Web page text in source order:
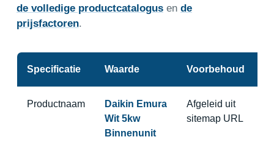
de volledige productcatalogusen de
prijsfactoren.
Specificatie Waarde Voorbehoud
Productnaam
Daikin Emura
Wit 5kw
Binnenunit
Afgeleid uit
sitemap URL